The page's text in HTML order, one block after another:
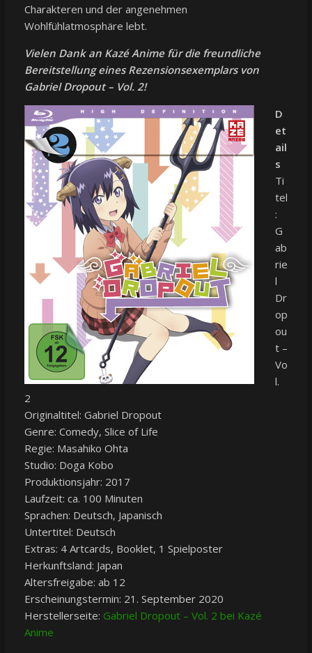
Charakteren und der angenehmen
Wohlfühlatmosphäre lebt.
Vielen Dank an Kazé Anime für die freundliche
Bereitstellung eines Rezensionsexemplars von
Gabriel Dropout – Vol. 2!
D
et
ail
s
Ti
tel
:
G
ab
rie
l
Dr
op
ou
t –
Vo
l.
2
Originaltitel: Gabriel Dropout
Genre: Comedy, Slice of Life
Regie: Masahiko Ohta
Studio: Doga Kobo
Produktionsjahr: 2017
Laufzeit: ca. 100 Minuten
Sprachen: Deutsch, Japanisch
Untertitel: Deutsch
Extras: 4 Artcards, Booklet, 1 Spielposter
Herkunftsland: Japan
Altersfreigabe: ab 12
Erscheinungstermin: 21. September 2020
Herstellerseite: Gabriel Dropout – Vol. 2 bei Kazé
Anime